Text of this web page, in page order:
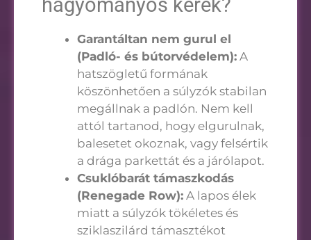
hagyományos kerek?
Garantáltan nem gurul el
(Padló- és bútorvédelem): A
hatszögletű formának
köszönhetően a súlyzók stabilan
megállnak a padlón. Nem kell
attól tartanod, hogy elgurulnak,
balesetet okoznak, vagy felsértik
a drága parkettát és a járólapot.
Csuklóbarát támaszkodás
(Renegade Row): A lapos élek
miatt a súlyzók tökéletes és
sziklaszilárd támasztékot